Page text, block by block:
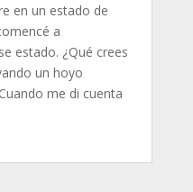
en un estado de
a
estado. ¿Qué crees
un hoyo
me di cuenta